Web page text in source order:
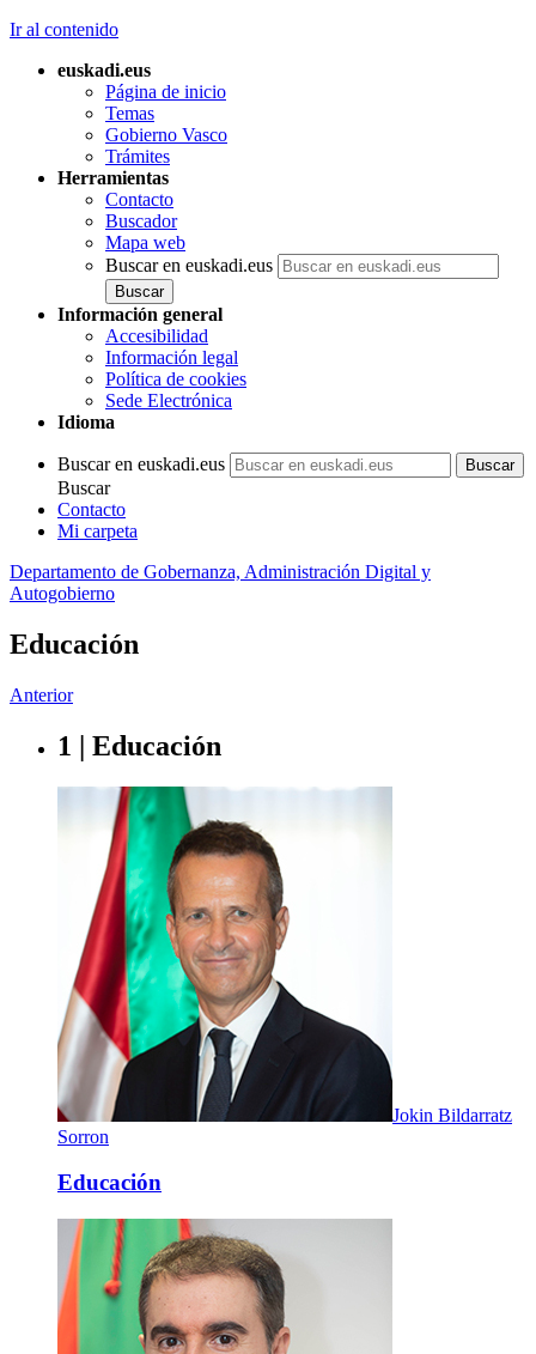
Ir al contenido
euskadi.eus
Página de inicio
Temas
Gobierno Vasco
Trámites
Herramientas
Contacto
Buscador
Mapa web
Buscar en euskadi.eus
Información general
Accesibilidad
Información legal
Política de cookies
Sede Electrónica
Idioma
Buscar en euskadi.eus
Buscar
Contacto
Mi carpeta
Departamento de Gobernanza, Administración Digital y
Autogobierno
Educación
Anterior
1 | Educación
Jokin Bildarratz
Sorron
Educación